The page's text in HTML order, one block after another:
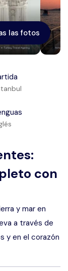
las fotos
con
y mar en
a través de
y en el corazón